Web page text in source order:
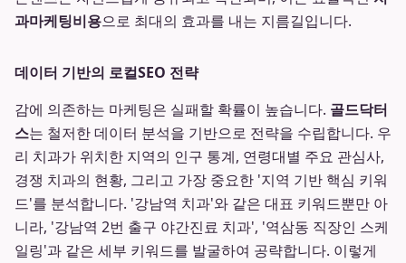
과마케팅비용으로 최대의 효과를 내는 지름길입니다.
데이터 기반의 로컬SEO 전략
감에 의존하는 마케팅은 실패할 확률이 높습니다. 골드닥터
스는 철저한 데이터 분석을 기반으로 전략을 수립합니다. 우
리 치과가 위치한 지역의 인구 통계, 연령대별 주요 관심사,
경쟁 치과의 현황, 그리고 가장 중요한 '지역 기반 핵심 키워
드'를 분석합니다. '강남역 치과'와 같은 대표 키워드뿐만 아
니라, '강남역 2번 출구 야간진료 치과', '역삼동 직장인 스케
일링'과 같은 세부 키워드를 발굴하여 공략합니다. 이렇게